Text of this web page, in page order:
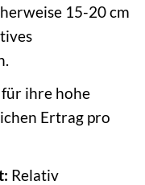
15-20 cm
ihre hohe
Ertrag pro
Relativ